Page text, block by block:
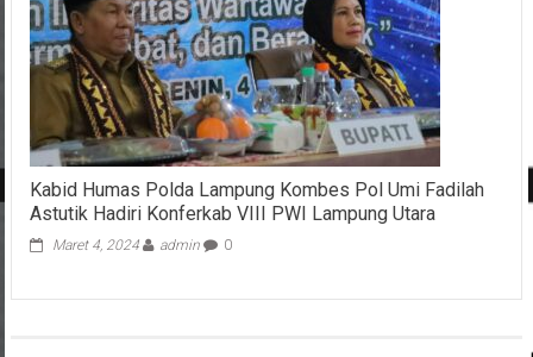
Kabid Humas Polda Lampung Kombes Pol Umi Fadilah
Astutik Hadiri Konferkab VIII PWI Lampung Utara
Maret 4, 2024 admin 0